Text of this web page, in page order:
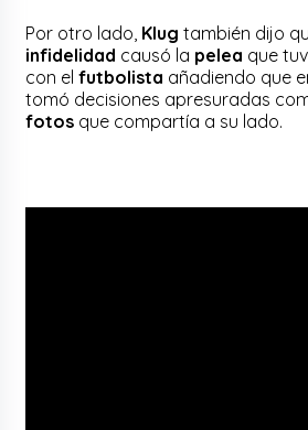
Por otro lado, Klugtambién dijo
infidelidad causó la pelea que
con elfutbolista añadiendo que
tomó decisiones apresuradas
fotos que compartía a su lado.